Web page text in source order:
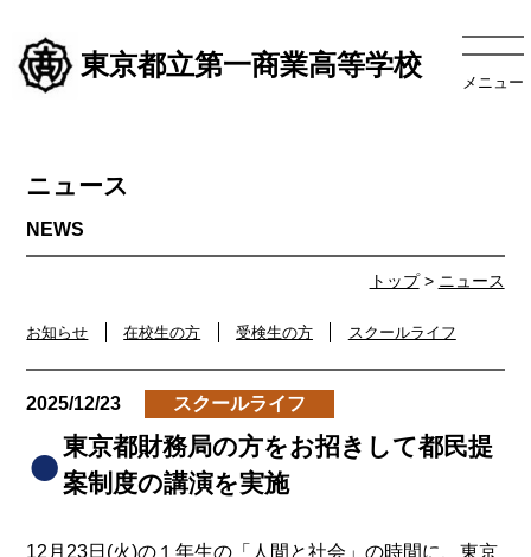
東京都立第一商業高等学校
メニュー
トップ> ニュース
ニュース
お知らせ 在校生の方 受検生の方 スクールライフ
2025/12/23 スクールライフ
東京都財務局の方をお招きして都民提
案制度の講演を実施
12月23日(火)の１年生の「人間と社会」の時間に、東京